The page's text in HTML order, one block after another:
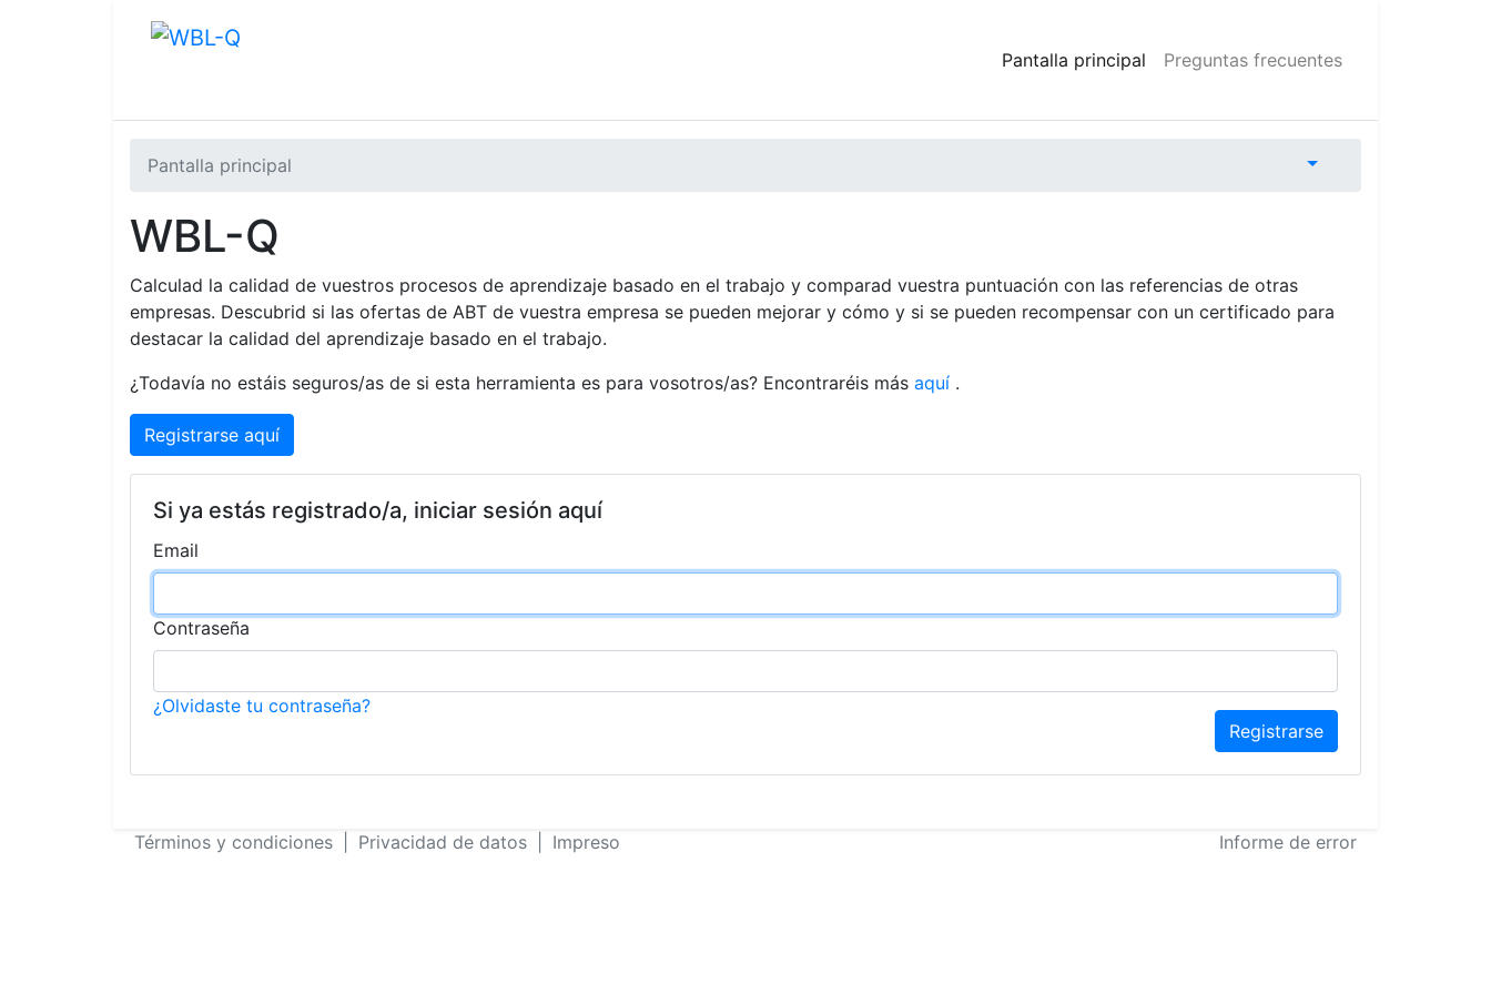
Pantalla principal Preguntas frecuentes
Pantalla principal
WBL-Q
Calculad la calidad de vuestros procesos de aprendizaje basado en el trabajo y comparad vuestra puntuación con las referencias de otras
empresas. Descubrid si las ofertas de ABT de vuestra empresa se pueden mejorar y cómo y si se pueden recompensar con un certificado para
destacar la calidad del aprendizaje basado en el trabajo.
¿Todavía no estáis seguros/as de si esta herramienta es para vosotros/as? Encontraréis más aquí .
Registrarse aquí
Si ya estás registrado/a, iniciar sesión aquí
Email
Contraseña
¿Olvidaste tu contraseña?
Registrarse
Términos y condiciones Privacidad de datos Impreso Informe de error